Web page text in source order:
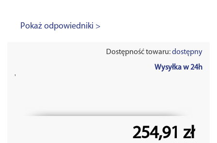
Pokaż odpowiedniki >
Dostępność towaru:dostępny
Wysyłka w 24h
'
254,91 zł